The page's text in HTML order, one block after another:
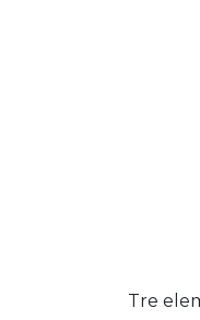
Tre